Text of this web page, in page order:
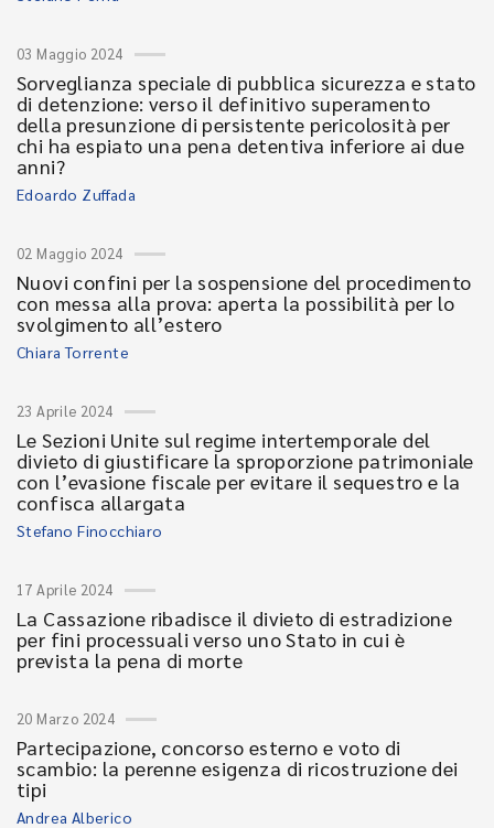
03 Maggio 2024
Sorveglianza speciale di pubblica sicurezza e stato
di detenzione: verso il definitivo superamento
della presunzione di persistente pericolosità per
chi ha espiato una pena detentiva inferiore ai due
anni?
Edoardo Zuffada
02 Maggio 2024
Nuovi confini per la sospensione del procedimento
con messa alla prova: aperta la possibilità per lo
svolgimento all’estero
Chiara Torrente
23 Aprile 2024
Le Sezioni Unite sul regime intertemporale del
divieto di giustificare la sproporzione patrimoniale
con l’evasione fiscale per evitare il sequestro e la
confisca allargata
Stefano Finocchiaro
17 Aprile 2024
La Cassazione ribadisce il divieto di estradizione
per fini processuali verso uno Stato in cui è
prevista la pena di morte
20 Marzo 2024
Partecipazione, concorso esterno e voto di
scambio: la perenne esigenza di ricostruzione dei
tipi
Andrea Alberico